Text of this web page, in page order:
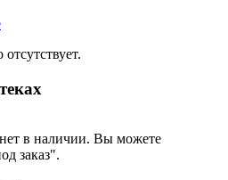
в наличии. Вы можете
заказ".